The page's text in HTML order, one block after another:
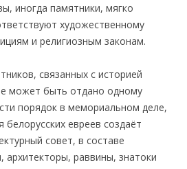
иногда памятники, мягко
художественному
и религиозным законам.
связанных с историей
может быть отдано одному
порядок в мемориальном деле,
белорусских евреев создаёт
совет, в составе
архитекторы, раввины, знатоки